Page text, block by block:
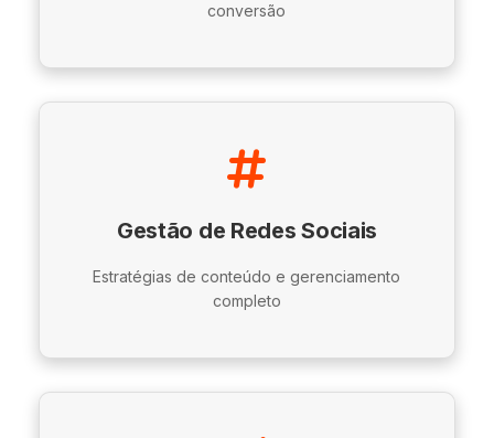
conversão
Gestão de Redes Sociais
Estratégias de conteúdo e gerenciamento
completo